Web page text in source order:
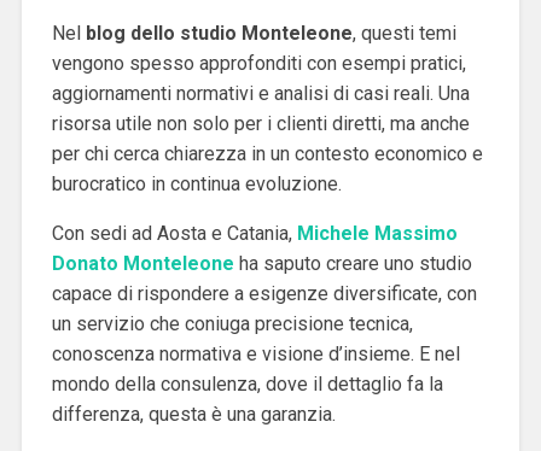
Nel blog dello studio Monteleone, questi temi
vengono spesso approfonditi con esempi pratici,
aggiornamenti normativi e analisi di casi reali. Una
risorsa utile non solo per i clienti diretti, ma anche
per chi cerca chiarezza in un contesto economico e
burocratico in continua evoluzione.
Con sedi ad Aosta e Catania, Michele Massimo
Donato Monteleone ha saputo creare uno studio
capace di rispondere a esigenze diversificate, con
un servizio che coniuga precisione tecnica,
conoscenza normativa e visione d’insieme. E nel
mondo della consulenza, dove il dettaglio fa la
differenza, questa è una garanzia.